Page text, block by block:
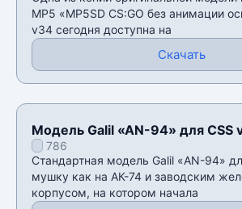
MP5 «MP5SD CS:GO без анимации
v34 сегодня доступна на
Скачать
Модель Galil «AN-94» для CSS
786
Стандартная модель Galil «AN-94»
мушку как на АК-74 и заводским
корпусом, на котором начала